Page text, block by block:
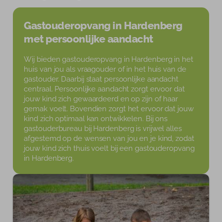
Blog
Gastouderopvang in Hardenberg
met persoonlijke aandacht
Wij bieden gastouderopvang in Hardenberg in het
huis van jou als vraagouder of in het huis van de
gastouder. Daarbij staat persoonlijke aandacht
centraal. Persoonlijke aandacht zorgt ervoor dat
jouw kind zich gewaardeerd en op zijn of haar
gemak voelt. Bovendien zorgt het ervoor dat jouw
kind zich optimaal kan ontwikkelen. Bij ons
gastouderbureau bij Hardenberg is vrijwel alles
afgestemd op de wensen van jou en je kind, zodat
jouw kind zich thuis voelt bij een gastouderopvang
in Hardenberg.